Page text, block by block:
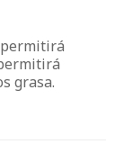
permitirá
grasa.